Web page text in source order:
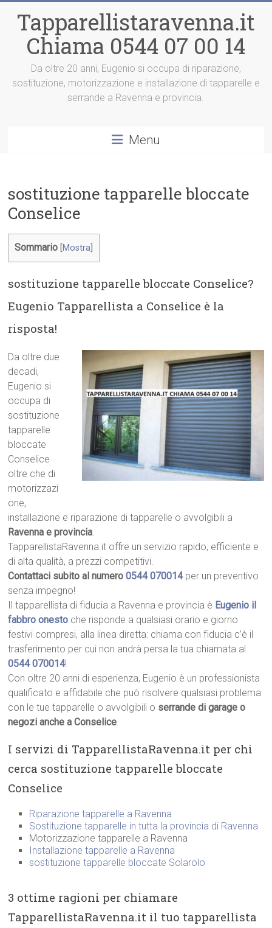
contenuto
Tapparellistaravenna.it
Chiama 0544 07 00 14
Da oltre 20 anni, Eugenio si occupa di riparazione,
sostituzione, motorizzazione e installazione di tapparelle e
serrande a Ravenna e provincia.
Menu
sostituzione tapparelle bloccate
Conselice
Sommario Mostra
sostituzione tapparelle bloccate Conselice?
Eugenio Tapparellista a Conselice è la
risposta!
Da oltre due
decadi,
Eugenio si
occupa di
sostituzione
tapparelle
bloccate
Conselice
oltre che di
motorizzazi
one,
installazione e riparazione di tapparelle o avvolgibili a
Ravenna e provincia.
TapparellistaRavenna.it offre un servizio rapido, efficiente e
di alta qualità, a prezzi competitivi.
Contattaci subito al numero0544 070014per un preventivo
senza impegno!
Il tapparellista di fiducia a Ravenna e provincia è Eugenio il
fabbro onesto che risponde a qualsiasi orario e giorno
festivi compresi, alla linea diretta: chiama con fiducia c’è il
trasferimento per cui non andrà persa la tua chiamata al
0544 070014!
Con oltre 20 anni di esperienza, Eugenio è un professionista
qualificato e affidabile che può risolvere qualsiasi problema
con le tue tapparelle o avvolgibili o serrande di garage o
negozi anche a Conselice.
I servizi di TapparellistaRavenna.it per chi
cerca sostituzione tapparelle bloccate
Conselice
Riparazione tapparelle a Ravenna
Sostituzione tapparelle in tutta la provincia di Ravenna
Motorizzazione tapparelle a Ravenna
Installazione tapparelle a Ravenna
sostituzione tapparelle bloccate Solarolo
3 ottime ragioni per chiamare
TapparellistaRavenna.it il tuo tapparellista